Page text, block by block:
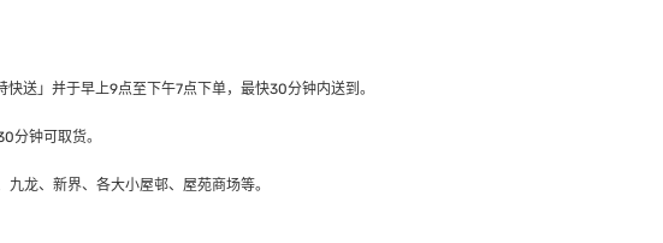
送」并于早上9点至下午7点下单，最快30分钟内送到​。
分钟可取货。
龙、新界、各大小屋邨、屋苑商场等。